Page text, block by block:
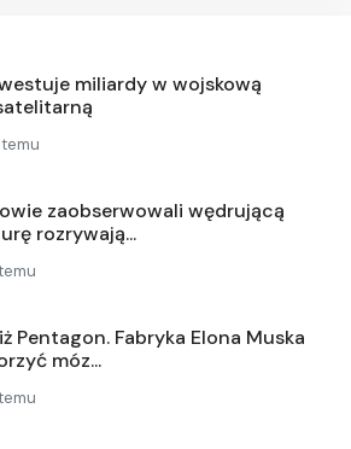
miliardy w wojskową
zaobserwowali wędrującą
rozrywają...
Pentagon. Fabryka Elona Muska
móz...